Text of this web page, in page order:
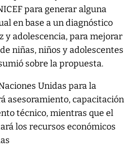
para generar alguna
en base a un diagnóstico
y adolescencia, para mejorar
niñas, niños y adolescentes
sobre la propuesta.
Unidas para la
asesoramiento, capacitación
técnico, mientras que el
los recursos económicos